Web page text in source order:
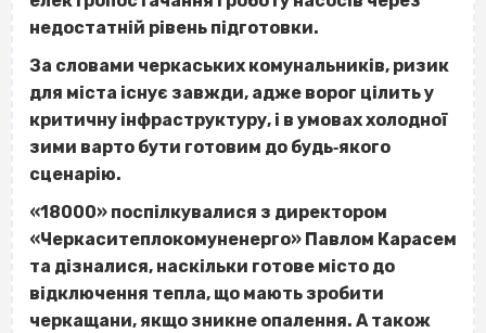
недостатній рівень підготовки.
За словами черкаських комунальників, ризик
для міста існує завжди, адже ворог цілить у
критичну інфраструктуру, і в умовах холодної
зими варто бути готовим до будь‐якого
сценарію.
«18000» поспілкувалися з директором
«Черкаситеплокомуненерго» Павлом Карасем
та дізналися, наскільки готове місто до
відключення тепла, що мають зробити
черкащани, якщо зникне опалення. А також